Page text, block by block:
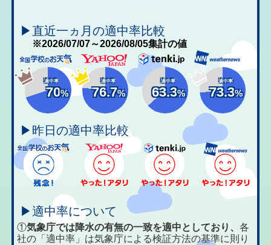
▶直近一ヵ月の適中率比較
※2026/07/07～2026/08/05集計の値
適中率
70%
適中率
76.7%
適中率
63.3%
適中率
73.3%
▶昨日の適中率比較
▶適中率について
①気象庁では降水の有無の一致を適中としており、各
社の「適中率」は気象庁による検証方法の基準に則り